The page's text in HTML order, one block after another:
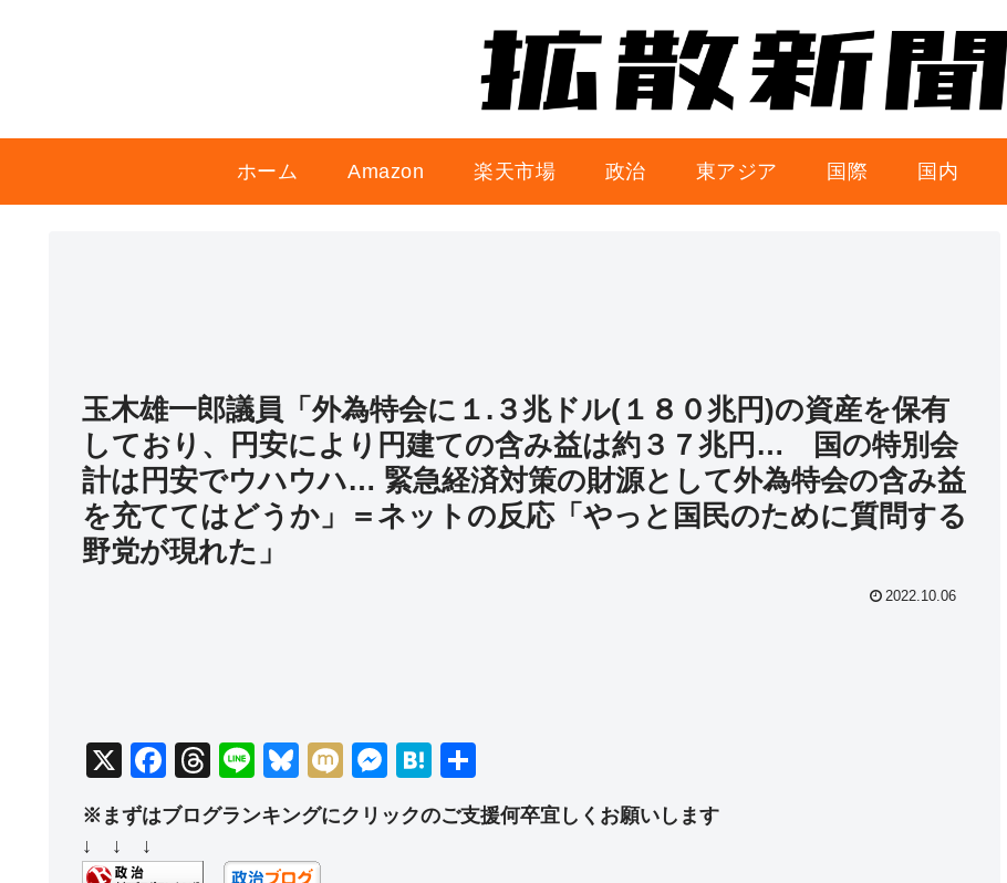
ホーム Amazon 楽天市場 政治 東アジア 国際 国内
玉木雄一郎議員「外為特会に１.３兆ドル(１８０兆円)の資産を保有
しており、円安により円建ての含み益は約３７兆円… 国の特別会
計は円安でウハウハ… 緊急経済対策の財源として外為特会の含み益
を充ててはどうか」＝ネットの反応「やっと国民のために質問する
野党が現れた」
2022.10.06
X
F
a
c
e
T
hr
e
a
Li
e
Bl
e
sk
M
M
ss
H
e
有
※まずはブログランキングにクリックのご支援何卒宜しくお願いします
↓ ↓ ↓